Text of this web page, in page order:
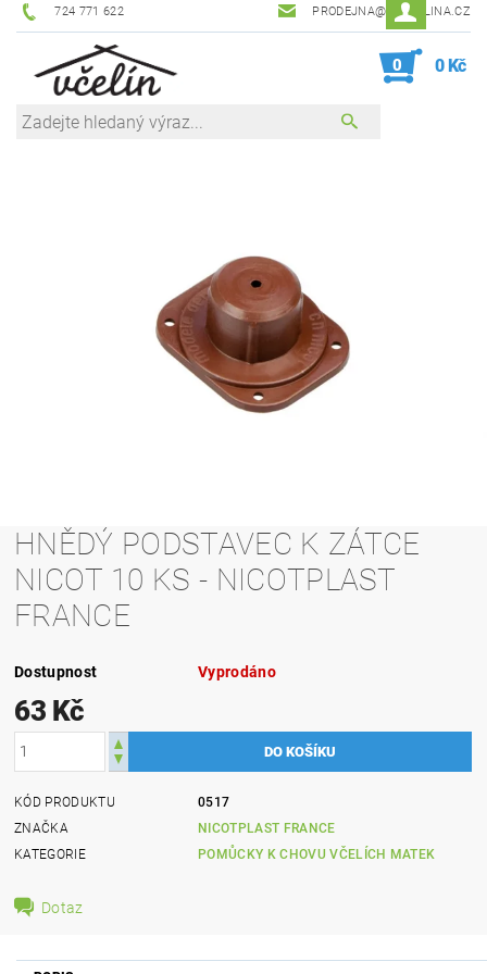
724 771 622 PRODEJNA@ZEVCELINA.CZ
0 0 Kč
HNĚDÝ PODSTAVEC K ZÁTCE
NICOT 10 KS - NICOTPLAST
FRANCE
Dostupnost Vyprodáno
63 Kč
KÓD PRODUKTU
0517
ZNAČKA
NICOTPLAST FRANCE
KATEGORIE
POMŮCKY K CHOVU VČELÍCH MATEK
Dotaz